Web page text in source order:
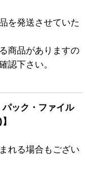
を発送させていた
商品がありますの
認下さい。
パック・ファイル
れる場合もござい